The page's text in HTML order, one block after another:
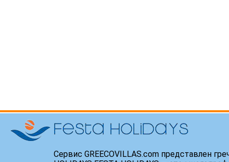
Сервис GREECOVILLAS.com представлен